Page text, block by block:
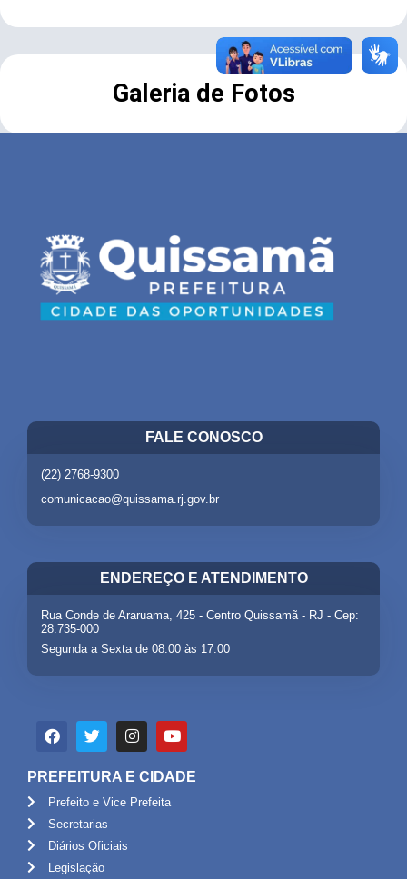
Galeria de Fotos
FALE CONOSCO
(22) 2768-9300
comunicacao@quissama.rj.gov.br
ENDEREÇO E ATENDIMENTO
Rua Conde de Araruama, 425 - Centro Quissamã - RJ - Cep:
28.735-000
Segunda a Sexta de 08:00 às 17:00
PREFEITURA E CIDADE
Prefeito e Vice Prefeita
Secretarias
Diários Oficiais
Legislação